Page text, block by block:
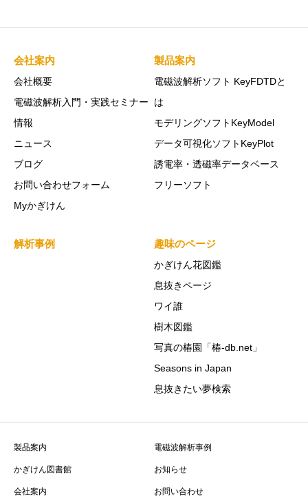
会社案内
会社概要
電磁波解析入門・実践セミナー
情報
ニュース
ブログ
お問い合わせフォーム
Myかぎけん
製品案内
電磁波解析ソフト KeyFDTDと
は
モデリングソフトKeyModel
データ可視化ソフトKeyPlot
誘電率・透磁率データベース
フリーソフト
解析事例 趣味のページ
かぎけん花図鑑
息抜きページ
ワイ誰
樹木図鑑
写真の椿園「椿-db.net」
Seasons in Japan
息抜きたい夢検索
製品案内 電磁波解析事例
かぎけん図書館 お知らせ
会社案内 お問い合わせ